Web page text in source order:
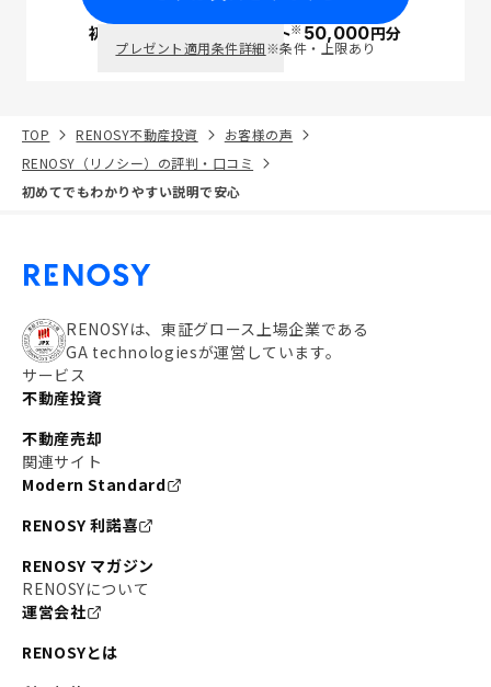
初回面談で ポイント※50,000円分
プレゼント適用条件詳細※条件・上限あり
TOP RENOSY不動産投資
お客様の声
RENOSY（リノシー）の評判・口コミ
初めてでもわかりやすい説明で安心
RENOSYは、東証グロース上場企業である
GA technologiesが運営しています。
サービス
不動産投資
不動産売却
関連サイト
Modern Standard
RENOSY 利諾喜
RENOSY マガジン
RENOSYについて
運営会社
RENOSYとは